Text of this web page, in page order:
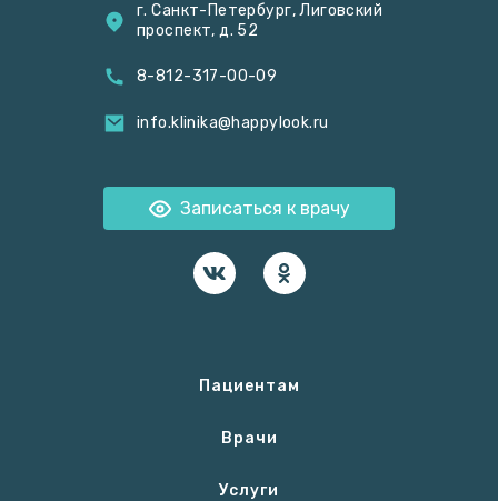
г. Санкт-Петербург, Лиговский
проспект, д. 52
8-812-317-00-09
info.klinika@happylook.ru
Записаться к врачу
Пациентам
Врачи
Услуги